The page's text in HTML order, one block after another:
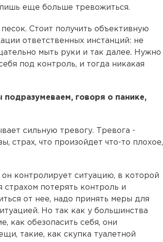
еще больше тревожиться.
Стоит получить объективную
ответственных инстанций: не
мыть руки и так далее. Нужно
под контроль, и тогда никакая
говоря о панике,
сильную тревогу. Тревога -
страх, что произойдет что-то плохое,
контролирует ситуацию, в которой
страхом потерять контроль и
от нее, надо принять меры для
Но так как у большинства
как обезопасить себя, они
такие, как скупка туалетной